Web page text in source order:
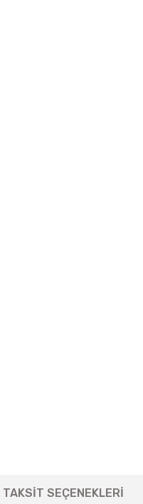
TAKSİT SEÇENEKLERİ